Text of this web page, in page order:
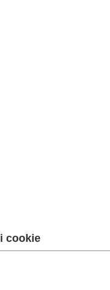
cookie